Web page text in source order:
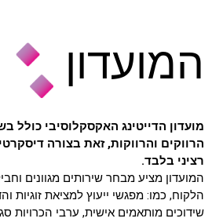
המועדון
מועדון הדייטינג האקסקלוסיבי כולל
הרווקים והרווקות, זאת בצורה
רציני בלבד.
המועדון מציע מבחר שירותים מגוונים
הלקוח, כמו: מפגשי ייעוץ למציאת זוגיות
שידוכים מותאמים אישית, ערבי הכרויות